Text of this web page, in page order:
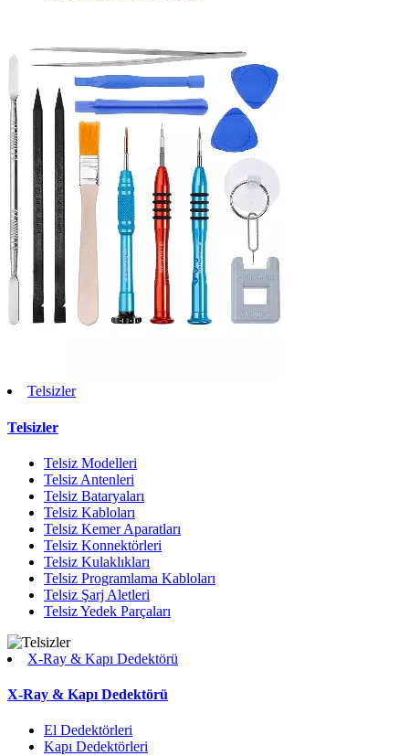
Telsizler
Telsizler
Telsiz Modelleri
Telsiz Antenleri
Telsiz Bataryaları
Telsiz Kabloları
Telsiz Kemer Aparatları
Telsiz Konnektörleri
Telsiz Kulaklıkları
Telsiz Programlama Kabloları
Telsiz Şarj Aletleri
Telsiz Yedek Parçaları
X-Ray & Kapı Dedektörü
X-Ray & Kapı Dedektörü
El Dedektörleri
Kapı Dedektörleri